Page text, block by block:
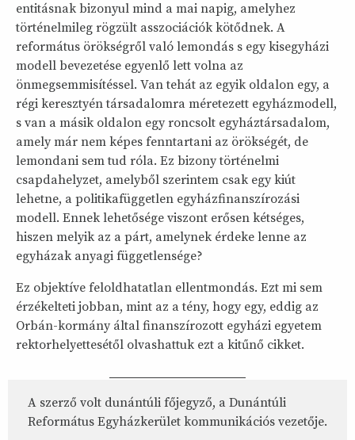
entitásnak bizonyul mind a mai napig, amelyhez
történelmileg rögzült asszociációk kötődnek. A
református örökségről való lemondás s egy kisegyházi
modell bevezetése egyenlő lett volna az
önmegsemmisítéssel. Van tehát az egyik oldalon egy, a
régi keresztyén társadalomra méretezett egyházmodell,
s van a másik oldalon egy roncsolt egyháztársadalom,
amely már nem képes fenntartani az örökségét, de
lemondani sem tud róla. Ez bizony történelmi
csapdahelyzet, amelyből szerintem csak egy kiút
lehetne, a politikafüggetlen egyházfinanszírozási
modell. Ennek lehetősége viszont erősen kétséges,
hiszen melyik az a párt, amelynek érdeke lenne az
egyházak anyagi függetlensége?
Ez objektíve feloldhatatlan ellentmondás. Ezt mi sem
érzékelteti jobban, mint az a tény, hogy egy, eddig az
Orbán-kormány által finanszírozott egyházi egyetem
rektorhelyettesétől olvashattuk ezt a kitűnő cikket.
A szerző volt dunántúli főjegyző, a Dunántúli
Református Egyházkerület kommunikációs vezetője.